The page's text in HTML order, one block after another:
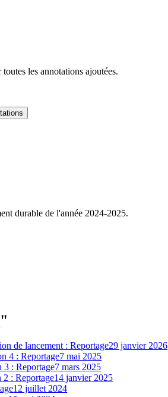
les annotations ajoutées.
durable de l'année 2024-2025.
"
de lancement : Reportage29 janvier 2026
4 : Reportage7 mai 2025
3 : Reportage7 mars 2025
2 : Reportage14 janvier 2025
12 juillet 2024